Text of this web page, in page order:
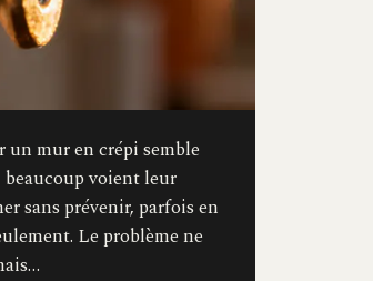
un mur en crépi semble
voient leur
sans prévenir, parfois en
Le problème ne